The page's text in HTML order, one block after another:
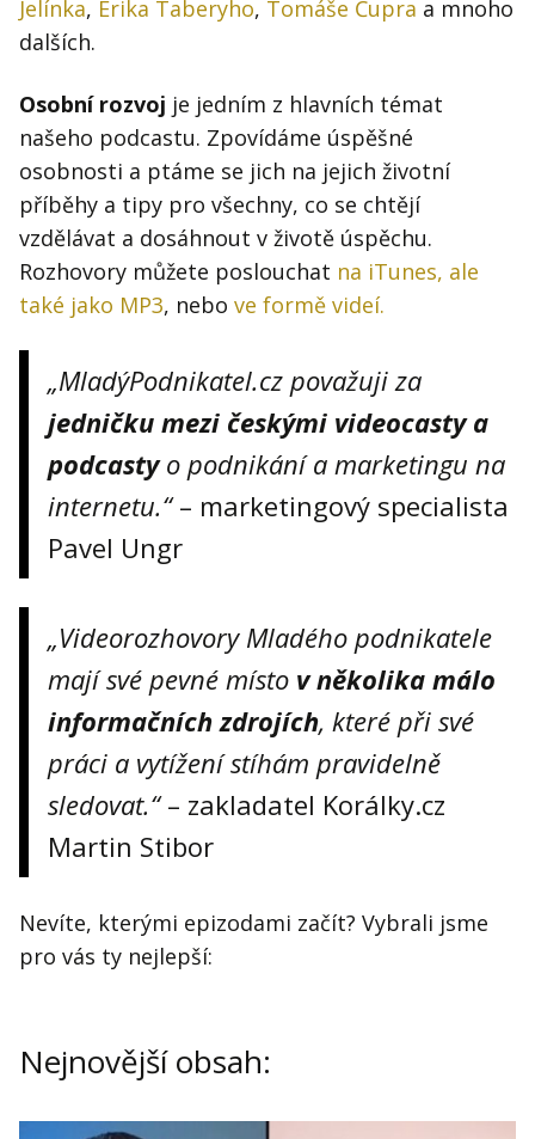
Jelínka, Erika Taberyho, Tomáše Čupra a mnoho
dalších.
Osobní rozvoj je jedním z hlavních témat
našeho podcastu. Zpovídáme úspěšné
osobnosti a ptáme se jich na jejich životní
příběhy a tipy pro všechny, co se chtějí
vzdělávat a dosáhnout v životě úspěchu.
Rozhovory můžete poslouchat na iTunes, ale
také jako MP3, nebo ve formě videí.
„MladýPodnikatel.cz považuji za
jedničku mezi českými videocasty a
podcastyo podnikání a marketingu na
internetu.“– marketingový specialista
Pavel Ungr
„Videorozhovory Mladého podnikatele
mají své pevné místo v několika málo
informačních zdrojích, které při své
práci a vytížení stíhám pravidelně
sledovat.“– zakladatel Korálky.cz
Martin Stibor
Nevíte, kterými epizodami začít? Vybrali jsme
pro vás ty nejlepší:
Nejnovější obsah: